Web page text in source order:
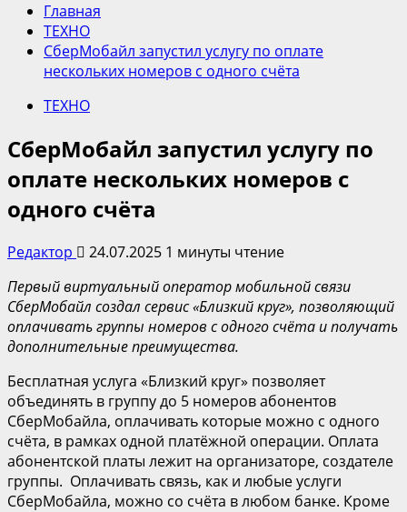
Главная
ТЕХНО
СберМобайл запустил услугу по оплате
нескольких номеров с одного счёта
ТЕХНО
СберМобайл запустил услугу по
оплате нескольких номеров с
одного счёта
Редактор 24.07.2025 1 минуты чтение
Первый виртуальный оператор мобильной связи
СберМобайл создал сервис «Близкий круг», позволяющий
оплачивать группы номеров с одного счёта и получать
дополнительные преимущества.
Бесплатная услуга «Близкий круг» позволяет
объединять в группу до 5 номеров абонентов
СберМобайла, оплачивать которые можно с одного
счёта, в рамках одной платёжной операции. Оплата
абонентской платы лежит на организаторе, создателе
группы. Оплачивать связь, как и любые услуги
СберМобайла, можно со счёта в любом банке. Кроме